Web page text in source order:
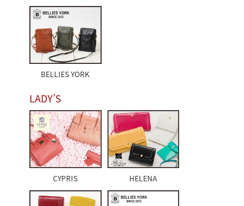
BELLIES YORK
LADY’S
CYPRIS HELENA